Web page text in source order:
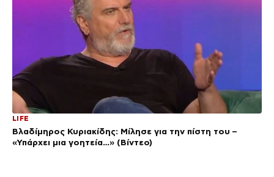
LIFE
Βλαδίμηρος Κυριακίδης: Μίλησε για την πίστη του –
«Υπάρχει μια γοητεία…» (Βίντεο)